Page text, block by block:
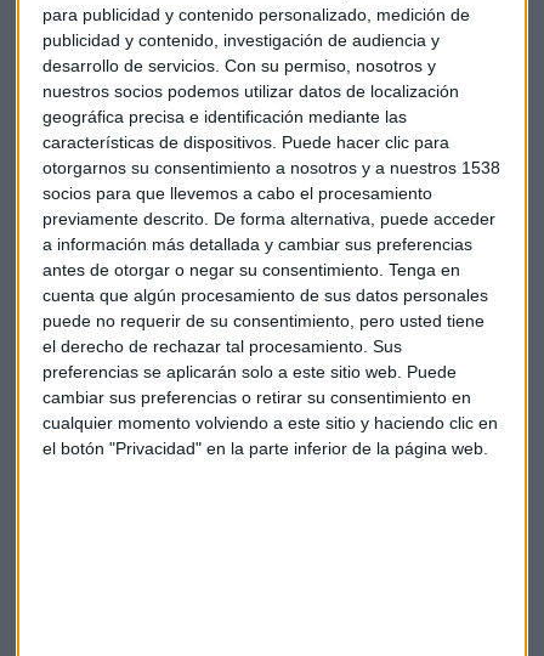
para publicidad y contenido personalizado, medición de
publicidad y contenido, investigación de audiencia y
desarrollo de servicios. Con su permiso, nosotros y
nuestros socios podemos utilizar datos de localización
geográfica precisa e identificación mediante las
características de dispositivos. Puede hacer clic para
otorgarnos su consentimiento a nosotros y a nuestros 1538
socios para que llevemos a cabo el procesamiento
previamente descrito. De forma alternativa, puede acceder
a información más detallada y cambiar sus preferencias
antes de otorgar o negar su consentimiento. Tenga en
cuenta que algún procesamiento de sus datos personales
puede no requerir de su consentimiento, pero usted tiene
el derecho de rechazar tal procesamiento. Sus
preferencias se aplicarán solo a este sitio web. Puede
cambiar sus preferencias o retirar su consentimiento en
cualquier momento volviendo a este sitio y haciendo clic en
el botón "Privacidad" en la parte inferior de la página web.
Tono mixto con miedo inversor con rebotes en la renta
fija. Elbono estadounidense a 10 añosya con
rentabilidadesquesuperan el 2,5% entre alarmas de
inversión de parte de la curva de tipos que no se movía de
esta manera en los últimos 16 años. Con los ojos puestos,
una semana más, en la invasión rusa de Ucrania.
Allí, lo último que se está diciendo es que el Ejecutivo de
Kiev podría admitir declarar al país neutral,alejándolo
así de la OTANy ofreciendo garantías de seguridad que, al
fin y al cabo, es lo que dice el Kremlin que están pidiendo.
"Lassemejanzas entre 2008 y 2022 van naciendo en
varias vertientes, desde las materias primas hasta la
renta variable", asegura el analista.